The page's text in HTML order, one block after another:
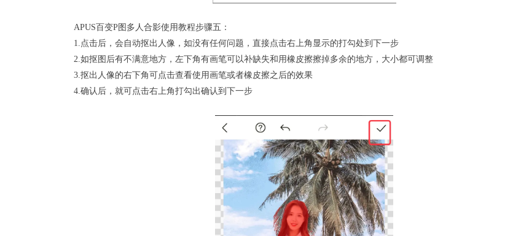
APUS百变P图多人合影使用教程步骤五：
1.点击后，会自动抠出人像，如没有任何问题，直接点击右上角显示的打勾处到下一步
2.如抠图 后有不满意地方，左下角有画笔可以补缺失和用橡皮擦擦掉多余的地方，大小都可调整
3.抠出人像的右下角可点击查看使用画笔或者橡皮擦之后的效果
4.确认后，就可点击右上角打勾出确认到下一步